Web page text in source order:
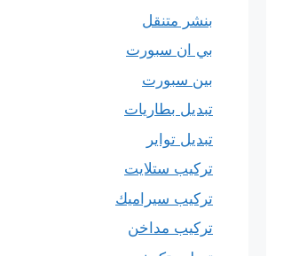
بنشر متنقل
بي ان سبورت
بين سبورت
تبديل بطاريات
تبديل تواير
تركيب ستلايت
تركيب سيراميك
تركيب مداخن